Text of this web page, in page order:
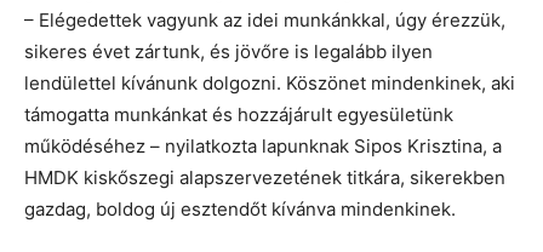
– Elégedettek vagyunk az idei munkánkkal, úgy érezzük,
sikeres évet zártunk, és jövőre is legalább ilyen
lendülettel kívánunk dolgozni. Köszönet mindenkinek, aki
támogatta munkánkat és hozzájárult egyesületünk
működéséhez – nyilatkozta lapunknak Sipos Krisztina, a
HMDK kiskőszegi alapszervezetének titkára, sikerekben
gazdag, boldog új esztendőt kívánva mindenkinek.